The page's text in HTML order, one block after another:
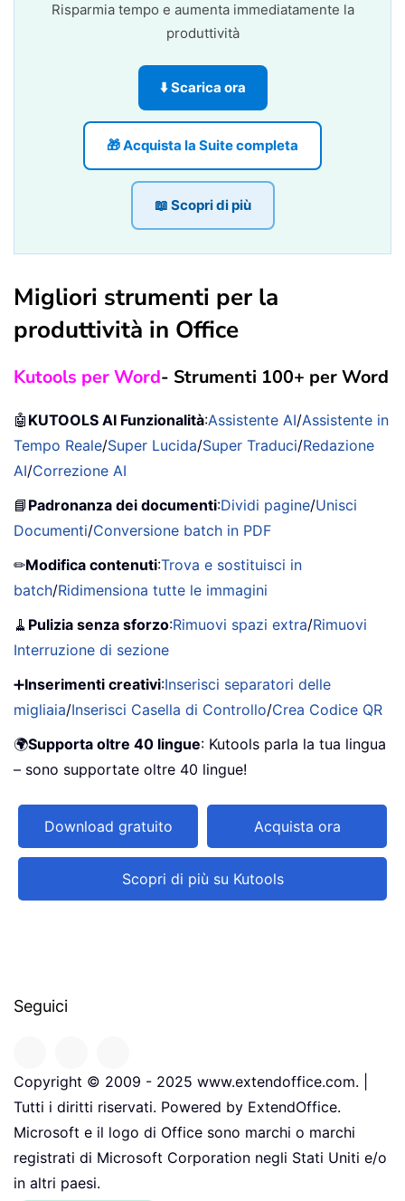
Risparmia tempo e aumenta immediatamente la
produttività
⬇️ Scarica ora
🎁 Acquista la Suite completa
📖 Scopri di più
Migliori strumenti per la
produttività in Office
Kutools per Word- Strumenti 100+ per Word
🤖 KUTOOLS AI Funzionalità:Assistente AI/Assistente in
Tempo Reale/Super Lucida/Super Traduci/Redazione
AI/Correzione AI
📘 Padronanza dei documenti:Dividi pagine/Unisci
Documenti/Conversione batch in PDF
✏Modifica contenuti:Trova e sostituisci in
batch/Ridimensiona tutte le immagini
🧹 Pulizia senza sforzo:Rimuovi spazi extra/Rimuovi
Interruzione di sezione
➕Inserimenti creativi:Inserisci separatori delle
migliaia/Inserisci Casella di Controllo/Crea Codice QR
🌍Supporta oltre 40 lingue: Kutools parla la tua lingua
– sono supportate oltre 40 lingue!
Download gratuito Acquista ora
Scopri di più su Kutools
Seguici
Copyright © 2009 - 2025 www.extendoffice.com. |
Tutti i diritti riservati. Powered by ExtendOffice.
Microsoft e il logo di Office sono marchi o marchi
registrati di Microsoft Corporation negli Stati Uniti e/o
in altri paesi.